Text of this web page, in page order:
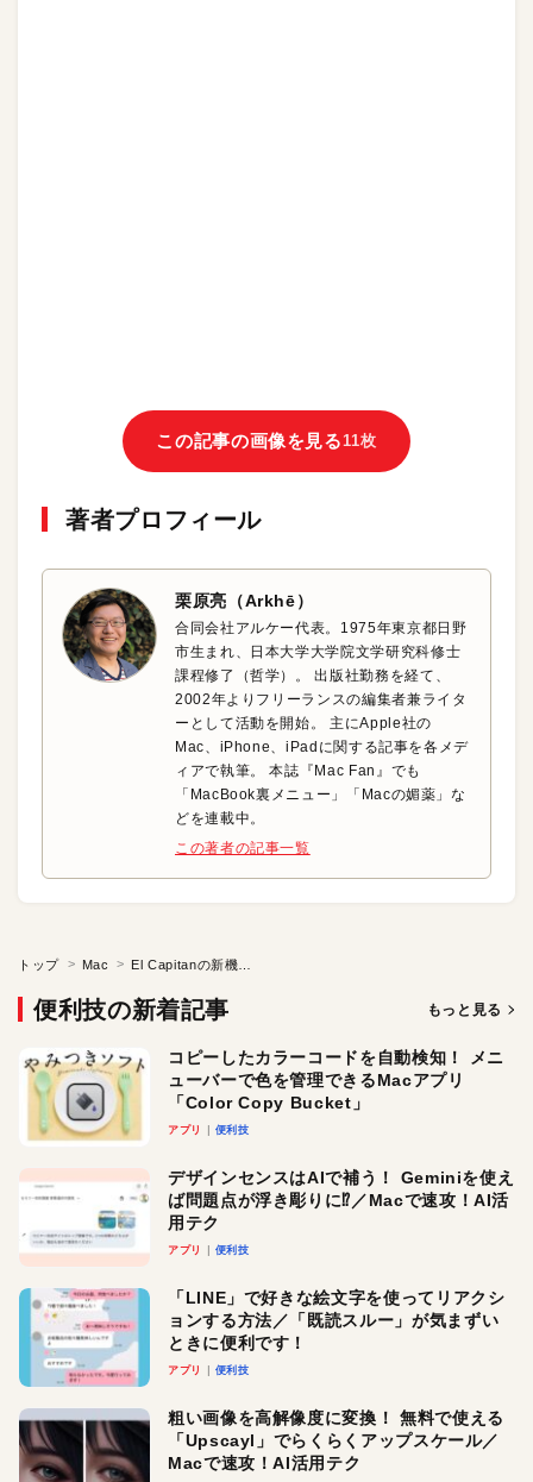
この記事の画像を見る 11枚
著者プロフィール
栗原亮（Arkhē）
合同会社アルケー代表。1975年東京都日野
市生まれ、日本大学大学院文学研究科修士
課程修了（哲学）。 出版社勤務を経て、
2002年よりフリーランスの編集者兼ライタ
ーとして活動を開始。 主にApple社の
Mac、iPhone、iPadに関する記事を各メデ
ィアで執筆。 本誌『Mac Fan』でも
「MacBook裏メニュー」「Macの媚薬」な
どを連載中。
この著者の記事一覧
トップ Mac
便利技の新着記事 もっと見る
コピーしたカラーコードを自動検知！ メニ
ューバーで色を管理できるMacアプリ
「Color Copy Bucket」
アプリ 便利技
デザインセンスはAIで補う！ Geminiを使え
ば問題点が浮き彫りに⁉︎／Macで速攻！AI活
用テク
アプリ 便利技
「LINE」で好きな絵文字を使ってリアクシ
ョンする方法／「既読スルー」が気まずい
ときに便利です！
アプリ 便利技
粗い画像を高解像度に変換！ 無料で使える
「Upscayl」でらくらくアップスケール／
Macで速攻！AI活用テク